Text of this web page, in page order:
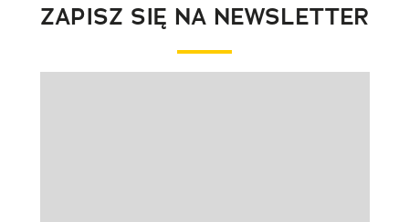
ZAPISZ SIĘ NA NEWSLETTER